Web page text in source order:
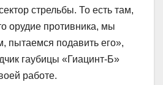
стрельбы. То есть там,
орудие противника, мы
пытаемся подавить его»,
гаубицы «Гиацинт-Б»
работе.